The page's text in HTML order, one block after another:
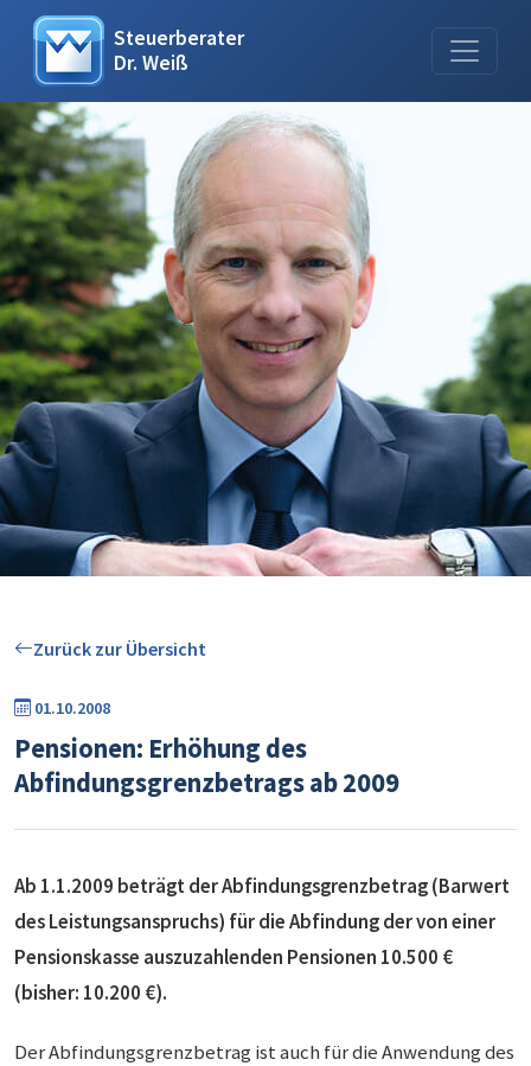
Steuerberater
Dr. Weiß
Zurück zur Übersicht
01.10.2008
Pensionen: Erhöhung des
Abfindungsgrenzbetrags ab 2009
Ab 1.1.2009 beträgt der Abfindungsgrenzbetrag (Barwert
des Leistungsanspruchs) für die Abfindung der von einer
Pensionskasse auszuzahlenden Pensionen 10.500 €
(bisher: 10.200 €).
Der Abfindungsgrenzbetrag ist auch für die Anwendung des